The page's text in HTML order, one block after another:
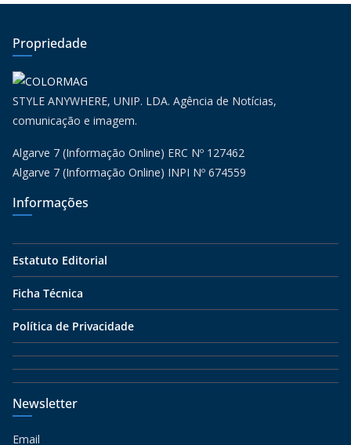
Propriedade
STYLE ANYWHERE, UNIP. LDA. Agência de Notícias,
comunicação e imagem.
Algarve 7 (Informação Online) ERC Nº 127462
Algarve 7 (Informação Online) INPI Nº 674559
Informações
Estatuto Editorial
Ficha Técnica
Política de Privacidade
Newsletter
Email